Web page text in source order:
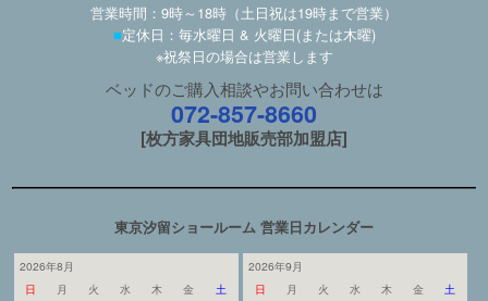
営業時間：9時～18時（土日祝は19時まで営業）
■定休日：毎水曜日 & 火曜日(または木曜)
※祝祭日の場合は営業します
ベッドのご購入相談やお問い合わせは
072-857-8660
[枚方家具団地販売部加盟店]
東京汐留ショールーム 営業日カレンダー
2026年8月
日
月 火 水 木 金
土
2026年9月
日
月 火 水 木 金
土